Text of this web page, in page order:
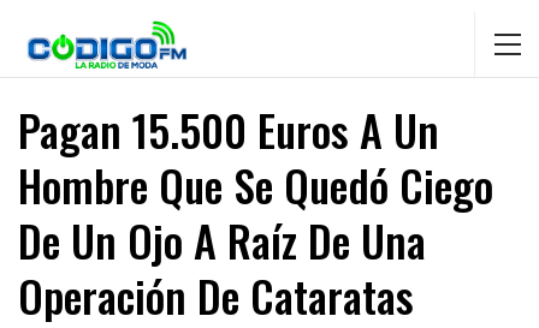
Pagan 15.500 Euros A Un
Hombre Que Se Quedó Ciego
De Un Ojo A Raíz De Una
Operación De Cataratas